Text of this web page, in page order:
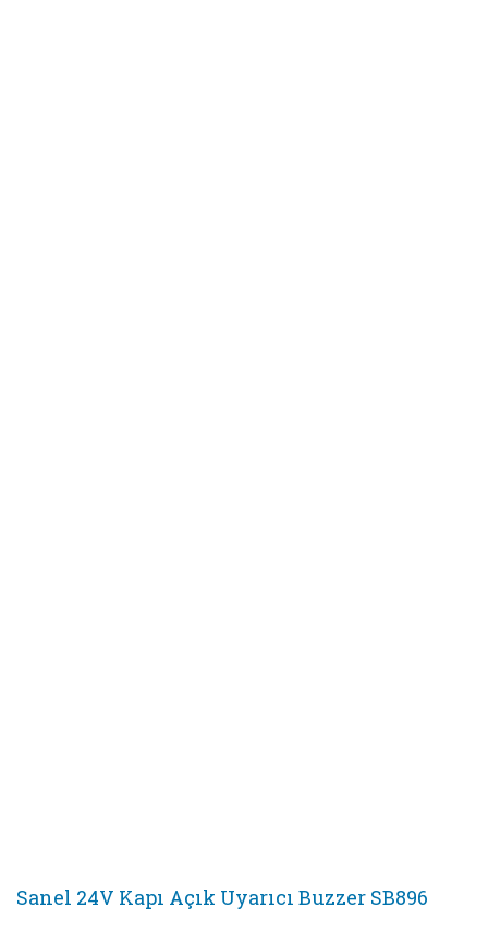
Sanel 24V Kapı Açık Uyarıcı Buzzer SB896